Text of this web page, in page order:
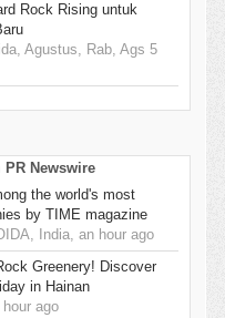
Rock Rising untuk
Agustus, Rab, Ags 5
PR Newswire
the world's most
by TIME magazine
India, an hour ago
Greenery! Discover
in Hainan
ago